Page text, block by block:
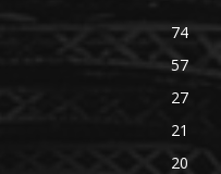
74
57
27
21
20